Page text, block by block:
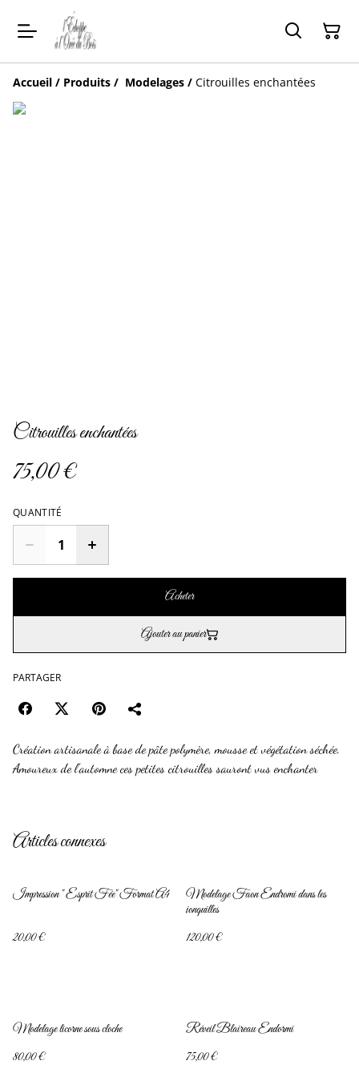
Accueil / Produits / Modelages / Citrouilles enchantées
Citrouilles enchantées
75,00 €
QUANTITÉ
Acheter
Ajouter au panier
PARTAGER
Création artisanale à base de pâte polymère, mousse et végétation séchée.
Amoureux de l'automne ces petites citrouilles sauront vus enchanter
Articles connexes
Impression " Esprit Fée" Format A4
20,00 €
Modelage Faon Endromi dans les
jonquilles
120,00 €
Modelage licorne sous cloche
80,00 €
Réveil Blaireau Endormi
75,00 €